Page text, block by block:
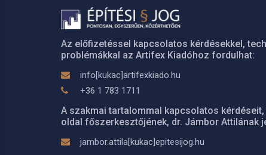
Az előfizetéssel kapcsolatos kérdésekkel,
problémákkal az Artifex Kiadóhoz fordulhat:
info[kukac]artifexkiado.hu
+36 1 783 1711
A szakmai tartalommal kapcsolatos
oldal főszerkesztőjének, dr. Jámbor Attilának
jambor.attila[kukac]epitesijog.hu